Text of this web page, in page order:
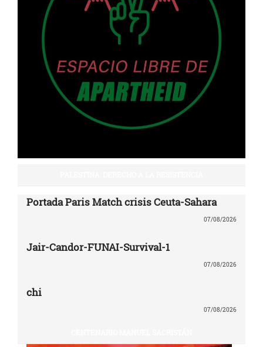
Portada Paris Match crisis Ceuta-Sahara
07/08/2026
Jair-Candor-FUNAI-Survival-1
07/08/2026
chi
07/08/2026